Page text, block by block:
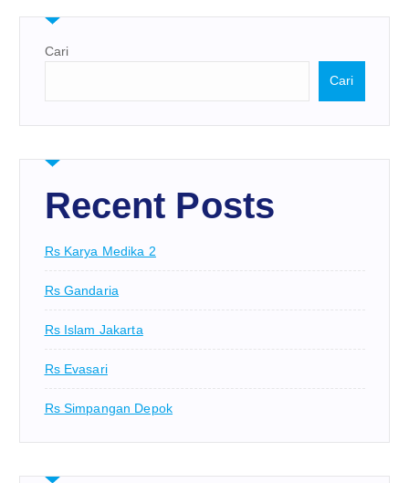
Cari
Cari
Recent Posts
Rs Karya Medika 2
Rs Gandaria
Rs Islam Jakarta
Rs Evasari
Rs Simpangan Depok